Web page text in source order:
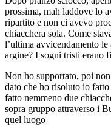
prossima, mah laddove lo
ripartito e non ci avevo
chiacchera sola. Come
l’ultima avvicendamento
argine? I sogni tristi erano
Non ho supportato, poi
dato che ho risoluto io
fatto nemmeno due
sopra gruppo attraverso i
quel luogo